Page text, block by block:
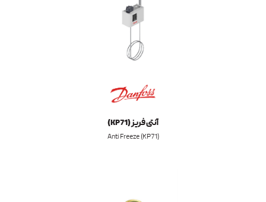
آنتی فریز (KP71)
Anti Freeze (KP71)